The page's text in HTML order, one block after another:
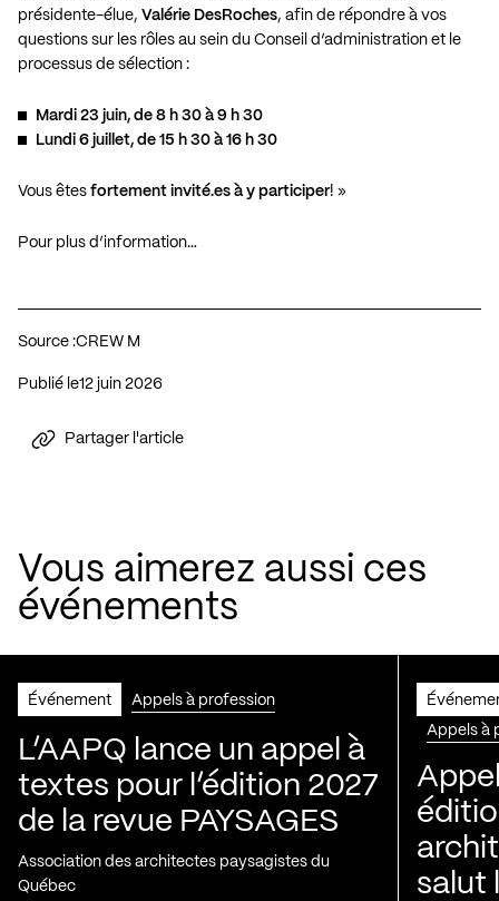
présidente-élue, Valérie DesRoches, afin de répondre à vos
questions sur les rôles au sein du Conseil d’administration et le
processus de sélection :
Mardi 23 juin, de 8 h 30 à 9 h 30
Lundi 6 juillet, de 15 h 30 à 16 h 30
Vous êtes fortement invité.es à y participer! »
Pour plus d’information…
Source :CREW M
Publié le 12 juin 2026
Partager l'article
Vous aimerez aussi ces
événements
Événement Appels à profession
L’AAPQ lance un appel à
textes pour l’édition 2027
de la revue PAYSAGES
Association des architectes paysagistes du
Québec
Appels à
salut